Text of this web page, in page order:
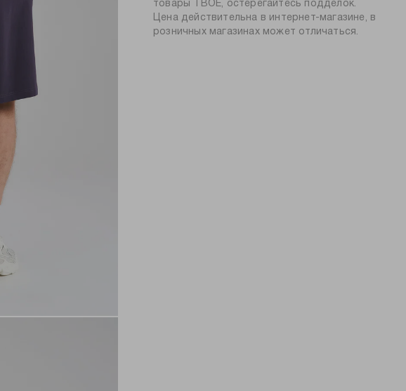
силуэт:
свободный
тип посадки:
средняя
узор:
глажение при 150ºС
химчистка запрещена
товары ТВОЕ, остерегайтесь подделок.
Цена действительна в интернет-магазине, в
розничных магазинах может отличаться.